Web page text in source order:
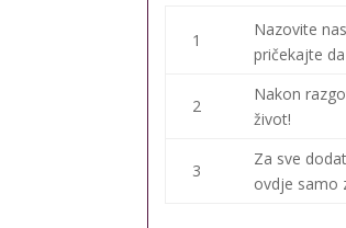
1
Nazovite
pričekajte
2
Nakon
život!
3
Za sve
ovdje samo